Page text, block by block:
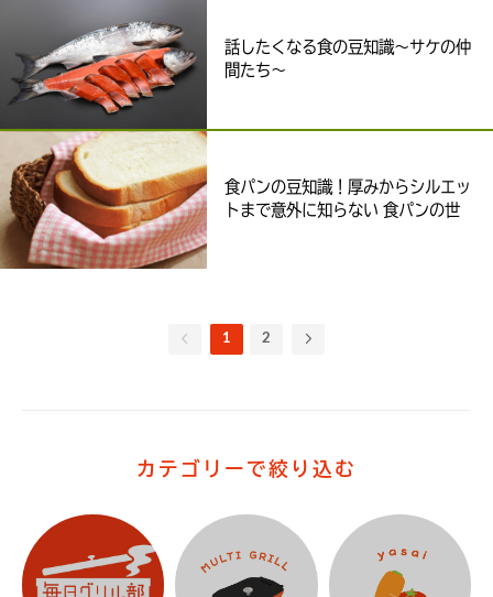
話したくなる食の豆知識～サケの仲
間たち～
食パンの豆知識！厚みからシルエッ
トまで意外に知らない 食パンの世
1 2
カテゴリーで絞り込む